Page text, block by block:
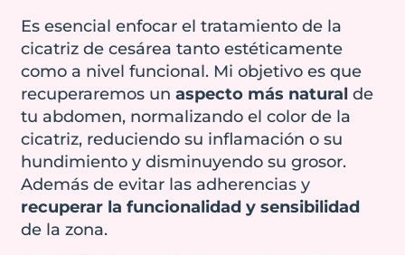
provocar dolores
menstruales,
dificultad para
volver a
quedarse
embarazaday
suponer un
riesgo durante
próximos
embarazos.
que notemos más
molestia si hay
hipersensibilidad
o que nos
hagamos daño
sin querer si hay
falta de
sensibilidad.
Es esencial enfocar el tratamiento de la
cicatriz de cesárea tanto estéticamente
como a nivel funcional. Mi objetivo es que
recuperaremos un aspecto más natural de
tu abdomen, normalizando el color de la
cicatriz, reduciendo su inflamación o su
hundimiento y disminuyendo su grosor.
Además de evitar las adherencias y
recuperar la funcionalidad y sensibilidad
de la zona.